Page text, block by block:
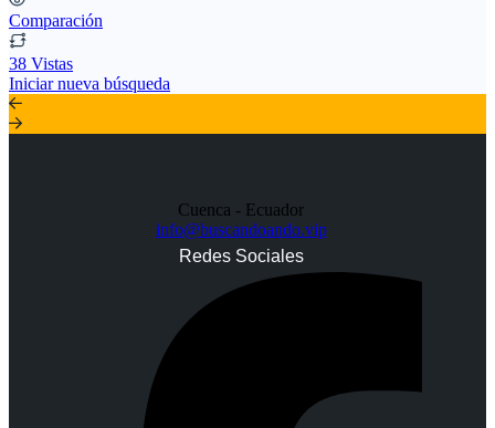
Comparación
38 Vistas
Iniciar nueva búsqueda
Cuenca - Ecuador
info@buscandoando.vip
Redes Sociales